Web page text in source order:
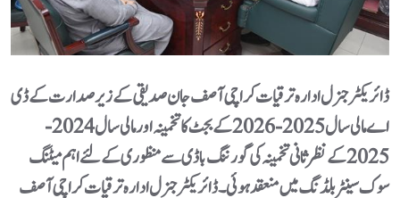
ڈائریکٹر جنرل ادارہ ترقیات کراچی آصف جان صدیقی کے زیر صدارت کے ڈی
اے مالی سال 2025-2026 کے بجٹ کا تخمینہ اور مالی سال 2024-
2025 کے نظر ثانی تخمینہ کی گورننگ باڈی سے منظوری کے لئے اہم میٹنگ
سوک سینٹر بلڈنگ میں منعقد ہوئی۔ڈائریکٹر جنرل ادارہ ترقیات کراچی آصف